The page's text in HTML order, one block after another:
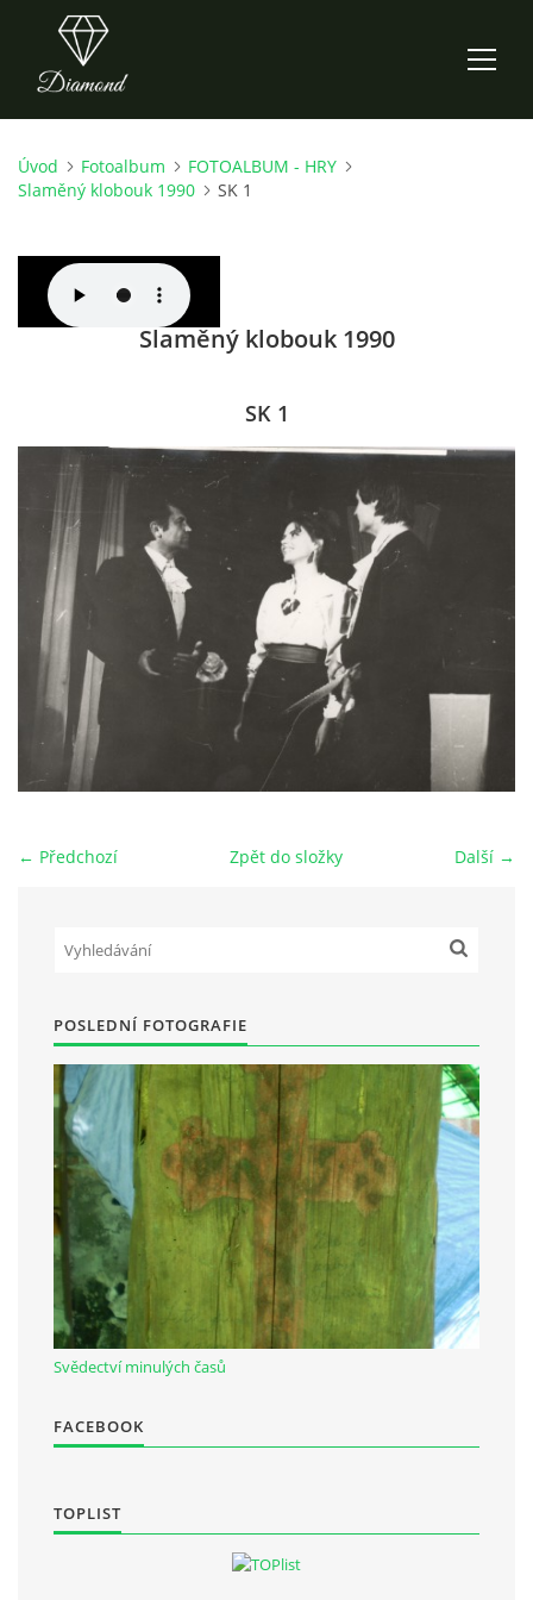
ÚVOD
O NÁS
CO NOVÉHO ZKOUŠÍME
KDY, KDE A CO HRAJEME
HRY OD ROKU 1973
VIDEOZÁZNAMY Z HER
FOTOALBUM
MÍSTO PRO VAŠE VZKAZY!!
DOKUMENTY OVJK
Občanská vzdělávací jednota "Komenský" v Choceradech z.s.
Chocerady 4
257 24 Chocerady
IČ: 498 28 614
Kontaktní osoba:
Mgr. Miroslava Cinkeisová
723 967 851
Úvod Fotoalbum
FOTOALBUM - HRY
Slaměný klobouk 1990
SK 1
Slaměný klobouk 1990
SK 1
← Předchozí Další →
Zpět do složky
POSLEDNÍ FOTOGRAFIE
Svědectví minulých časů
FACEBOOK
TOPLIST